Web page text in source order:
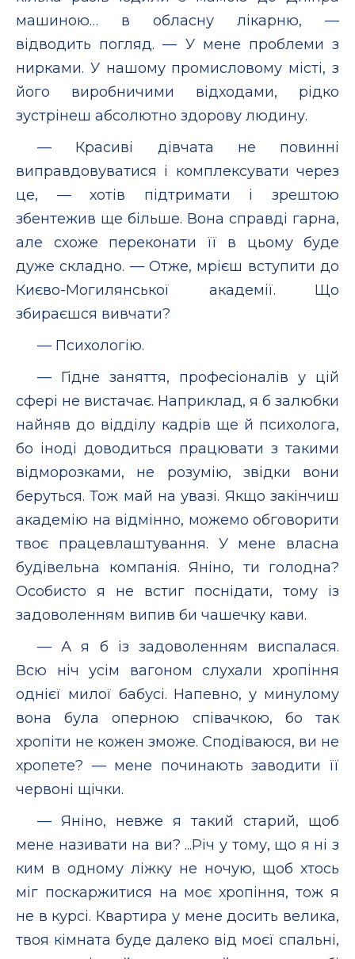
машиною… в обласну лікарню, —
відводить погляд. — У мене проблеми з
нирками. У нашому промисловому місті, з
його виробничими відходами, рідко
зустрінеш абсолютно здорову людину.
— Красиві дівчата не повинні
виправдовуватися і комплексувати через
це, — хотів підтримати і зрештою
збентежив ще більше. Вона справді гарна,
але схоже переконати її в цьому буде
дуже складно. — Отже, мрієш вступити до
Києво-Могилянської академії. Що
збираєшся вивчати?
— Психологію.
— Гідне заняття, професіоналів у цій
сфері не вистачає. Наприклад, я б залюбки
найняв до відділу кадрів ще й психолога,
бо іноді доводиться працювати з такими
відморозками, не розумію, звідки вони
беруться. Тож май на увазі. Якщо закінчиш
академію на відмінно, можемо обговорити
твоє працевлаштування. У мене власна
будівельна компанія. Яніно, ти голодна?
Особисто я не встиг поснідати, тому із
задоволенням випив би чашечку кави.
— А я б із задоволенням виспалася.
Всю ніч усім вагоном слухали хропіння
однієї милої бабусі. Напевно, у минулому
вона була оперною співачкою, бо так
хропіти не кожен зможе. Сподіваюся, ви не
хропете? — мене починають заводити її
червоні щічки.
— Яніно, невже я такий старий, щоб
мене називати на ви? ...Річ у тому, що я ні з
ким в одному ліжку не ночую, щоб хтось
міг поскаржитися на моє хропіння, тож я
не в курсі. Квартира у мене досить велика,
твоя кімната буде далеко від моєї спальні,